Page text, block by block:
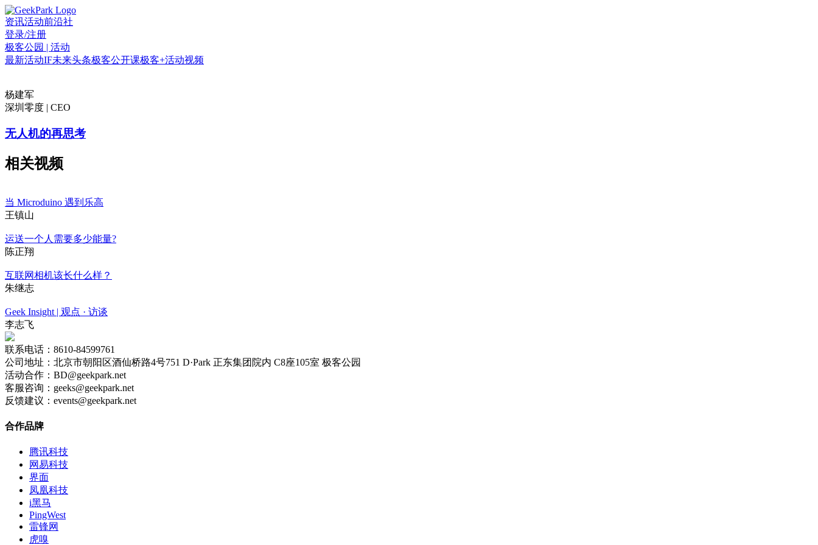
资讯活动前沿社
登录/注册
极客公园 | 活动
最新活动IF未来头条极客公开课极客+活动视频
杨建军
深圳零度 | CEO
无人机的再思考
相关视频
当 Microduino 遇到乐高
王镇山
运送一个人需要多少能量?
陈正翔
互联网相机该长什么样？
朱继志
Geek Insight | 观点 · 访谈
李志飞
联系电话：8610-84599761
公司地址：北京市朝阳区酒仙桥路4号751 D·Park 正东集团院内 C8座105室 极客公园
活动合作：BD@geekpark.net
客服咨询：geeks@geekpark.net
反馈建议：events@geekpark.net
合作品牌
腾讯科技
网易科技
界面
凤凰科技
i黑马
PingWest
雷锋网
虎嗅